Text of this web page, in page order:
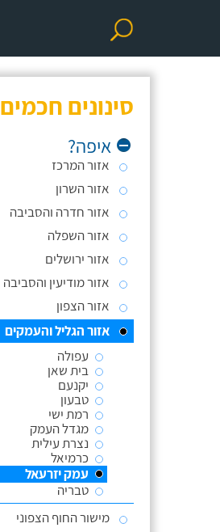
סינונים חכמים
איפה?
אזור המרכז
אזור השרון
אזור חדרה והסביבה
אזור השפלה
אזור ירושלים
אזור מודיעין והסביבה
אזור הצפון
אזור הגליל והעמקים
עפולה
בית שאן
יקנעם
טבעון
רמת ישי
מגדל העמק
נצרת עילית
כרמיאל
עמק יזרעאל
טבריה
מישור החוף הצפוני